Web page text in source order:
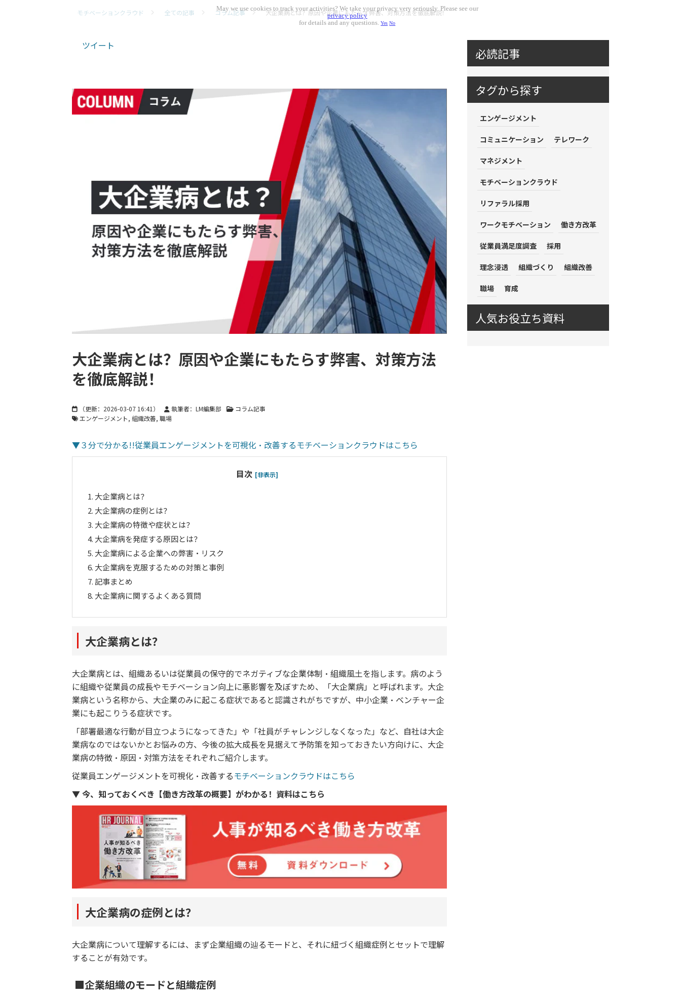
モチベーションクラウド 全ての記事 コラム記事 大企業病とは？原因や企業にもたらす弊害、対策方法を徹底解説！
ツイート
大企業病とは？原因や企業にもたらす弊害、対策方法
を徹底解説！
（更新： 2026-03-07 16:41） 執筆者：LM編集部
コラム記事
エンゲージメント 組織改善 職場
▼３分で分かる!!従業員エンゲージメントを可視化・改善するモチベーションクラウドはこちら
目次 [非表示]
1. 大企業病とは？
2. 大企業病の症例とは？
3. 大企業病の特徴や症状とは？
4. 大企業病を発症する原因とは？
5. 大企業病による企業への弊害・リスク
6. 大企業病を克服するための対策と事例
7. 記事まとめ
8. 大企業病に関するよくある質問
大企業病とは？
大企業病とは、組織あるいは従業員の保守的でネガティブな企業体制・組織風土を指します。病のよう
に組織や従業員の成長やモチベーション向上に悪影響を及ぼすため、「大企業病」と呼ばれます。大企
業病という名称から、大企業のみに起こる症状であると認識されがちですが、中小企業・ベンチャー企
業にも起こりうる症状です。
「部署最適な行動が目立つようになってきた」や「社員がチャレンジしなくなった」など、自社は大企
業病なのではないかとお悩みの方、今後の拡大成長を見据えて予防策を知っておきたい方向けに、大企
業病の特徴・原因・対策方法をそれぞれご紹介します。
従業員エンゲージメントを可視化・改善するモチベーションクラウドはこちら
▼ 今、知っておくべき【働き方改革の概要】がわかる！資料はこちら
大企業病の症例とは？
大企業病について理解するには、まず企業組織の辿るモードと、それに紐づく組織症例とセットで理解
することが有効です。
■企業組織のモードと組織症例
必読記事
タグから探す
エンゲージメント
コミュニケーション テレワーク
マネジメント
モチベーションクラウド
リファラル採用
ワークモチベーション 働き方改革
従業員満足度調査 採用
理念浸透 組織づくり 組織改善
職場 育成
人気お役立ち資料
May we use cookies to track your activities? We take your privacy very seriously. Please see our
privacy policy
for details and any questions.Yes No